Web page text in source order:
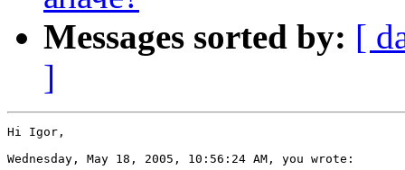
Messages sorted by: [
]
Hi Igor,
Wednesday, May 18, 2005, 10:56:24 AM, you wrote: